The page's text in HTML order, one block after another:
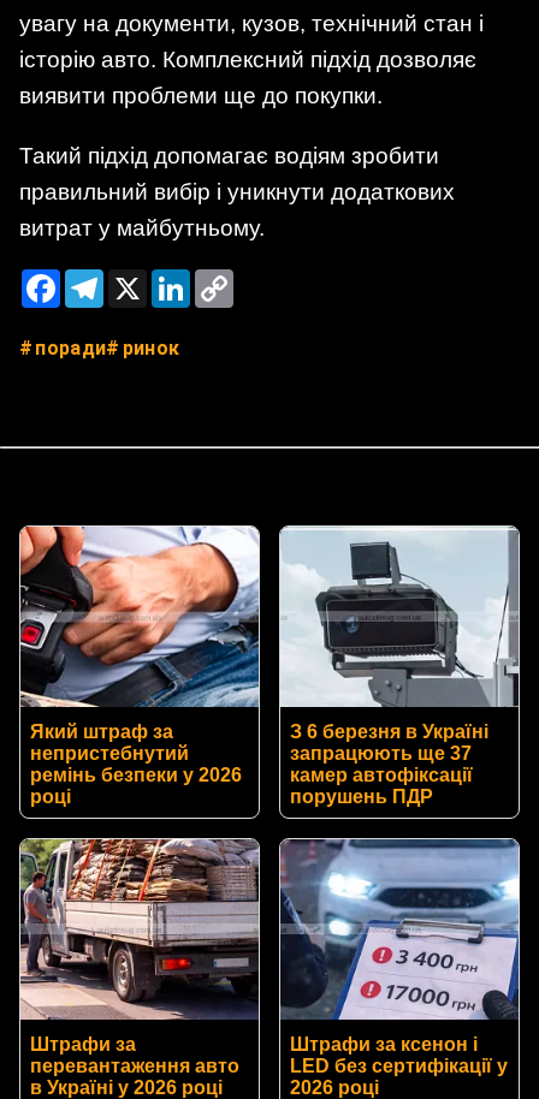
увагу на документи, кузов, технічний стан і
історію авто. Комплексний підхід дозволяє
виявити проблеми ще до покупки.
Такий підхід допомагає водіям зробити
правильний вибір і уникнути додаткових
витрат у майбутньому.
FacebookTelegram
X LinkedIn
поради ринок
Який штраф за
непристебнутий
ремінь безпеки у 2026
році
З 6 березня в Україні
запрацюють ще 37
камер автофіксації
порушень ПДР
Штрафи за
перевантаження авто
в Україні у 2026 році
Штрафи за ксенон і
LED без сертифікації у
2026 році